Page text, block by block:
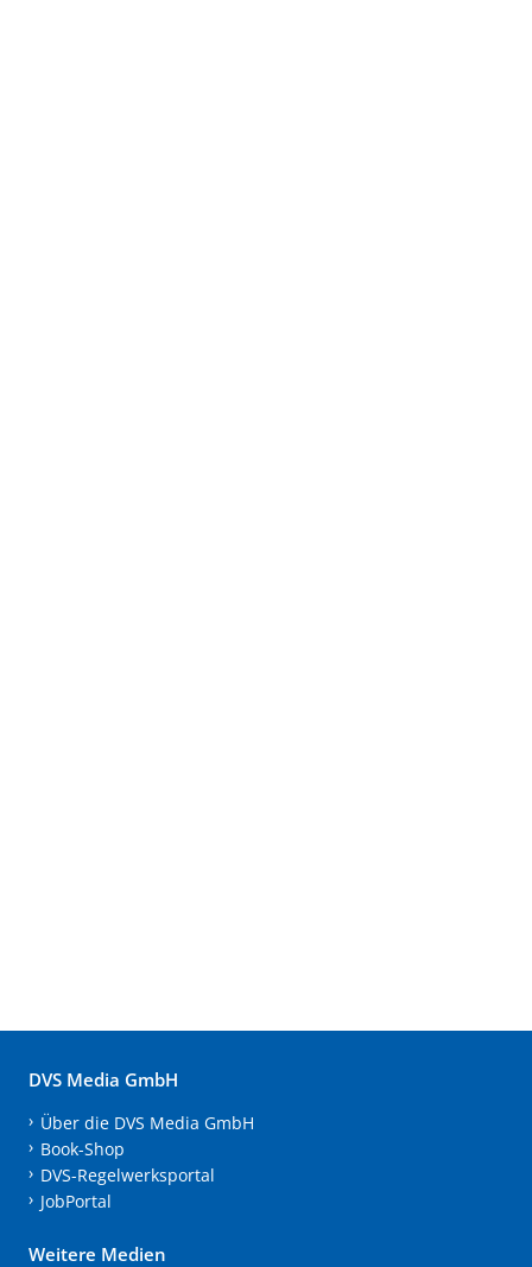
DVS Media GmbH
Über die DVS Media GmbH
Book-Shop
DVS-Regelwerksportal
JobPortal
Weitere Medien